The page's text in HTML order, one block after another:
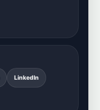
LinkedIn